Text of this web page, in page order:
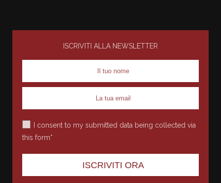
ISCRIVITI ALLA NEWSLETTER
I consent to my submitted data being collected via
this form*